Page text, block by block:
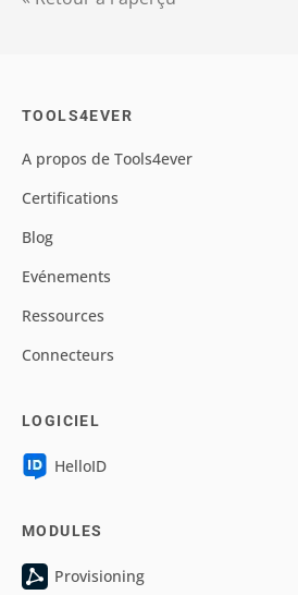
TOOLS4EVER
A propos de Tools4ever
Certifications
Blog
Evénements
Ressources
Connecteurs
LOGICIEL
HelloID
MODULES
Provisioning